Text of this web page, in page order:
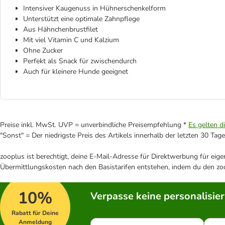
Intensiver Kaugenuss in Hühnerschenkelform
Unterstützt eine optimale Zahnpflege
Aus Hähnchenbrustfilet
Mit viel Vitamin C und Kalzium
Ohne Zucker
Perfekt als Snack für zwischendurch
Auch für kleinere Hunde geeignet
Preise inkl. MwSt. UVP = unverbindliche Preisempfehlung * Es gelten
"Sonst" = Der niedrigste Preis des Artikels innerhalb der letzten 30
zooplus ist berechtigt, deine E-Mail-Adresse für Direktwerbung für
Übermittlungskosten nach den Basistarifen entstehen, indem du den
10%
Rabatt für Deine
Anmeldung
Verpasse keine